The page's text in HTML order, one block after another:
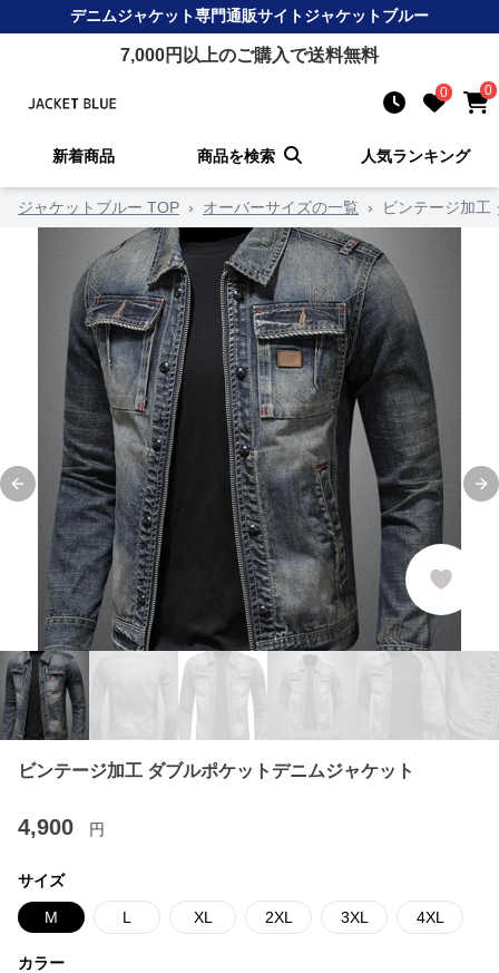
デニムジャケット専門通販サイトジャケットブルー
7,000円以上のご購入で送料無料
0 0
新着商品 商品を検索 人気ランキング
ジャケットブルー TOP › オーバーサイズの一覧 › ビンテージ加工
Previous slide
ビンテージ加工 ダブルポケットデニムジャケット
4,900 円
サイズ
M L XL 2XL 3XL 4XL
カラー